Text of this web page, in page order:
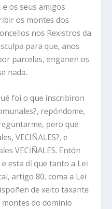
os seus amigos
os montes dos
nos Rexistros da
para que, anos
parcelas, enganen os
nada.
foi o que inscribiron
repóndome,
pero que
VECIÑALES?, e
VECIÑALES. Entón
esta dí que tanto a Lei
artigo 80, coma a Lei
de xeito taxante
montes do dominio